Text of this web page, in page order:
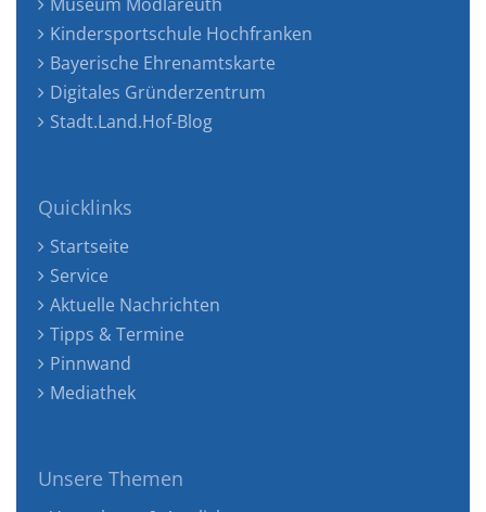
Kindersportschule Hochfranken
Bayerische Ehrenamtskarte
Digitales Gründerzentrum
Stadt.Land.Hof-Blog
Quicklinks
Startseite
Service
Aktuelle Nachrichten
Tipps & Termine
Pinnwand
Mediathek
Unsere Themen